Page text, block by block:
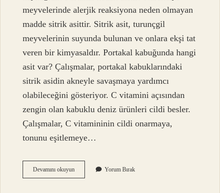
meyvelerinde alerjik reaksiyona neden olmayan
madde sitrik asittir. Sitrik asit, turunçgil
meyvelerinin suyunda bulunan ve onlara ekşi tat
veren bir kimyasaldır. Portakal kabuğunda hangi
asit var? Çalışmalar, portakal kabuklarındaki
sitrik asidin akneyle savaşmaya yardımcı
olabileceğini gösteriyor. C vitamini açısından
zengin olan kabuklu deniz ürünleri cildi besler.
Çalışmalar, C vitamininin cildi onarmaya,
tonunu eşitlemeye…
Devamını okuyunPortakalda
Bulunan
Yorum Bırak